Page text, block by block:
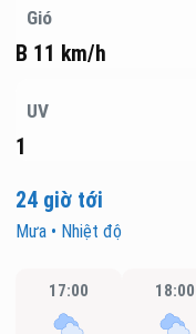
Gió
B 11 km/h
UV
1
24 giờ tới
Mưa • Nhiệt độ
17:00 18:00